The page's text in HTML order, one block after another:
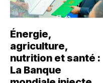
Énergie,
agriculture,
nutrition et santé :
La Banque